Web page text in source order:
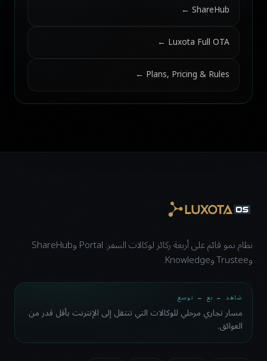
ShareHub ←
Luxota Full OTA ←
Plans, Pricing & Rules ←
نظام نمو قائم على أربعة ركائز لوكالات السفر: Portal وShareHub
وTrustee وKnowledge.
شاهد ← بع ← توسع
مسار تجاري مرحلي للوكالات التي تنتقل إلى الإنترنت بأقل قدر من
العوائق.